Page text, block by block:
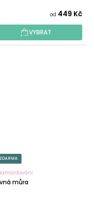
od 449 Kč
VYBRAT
můra